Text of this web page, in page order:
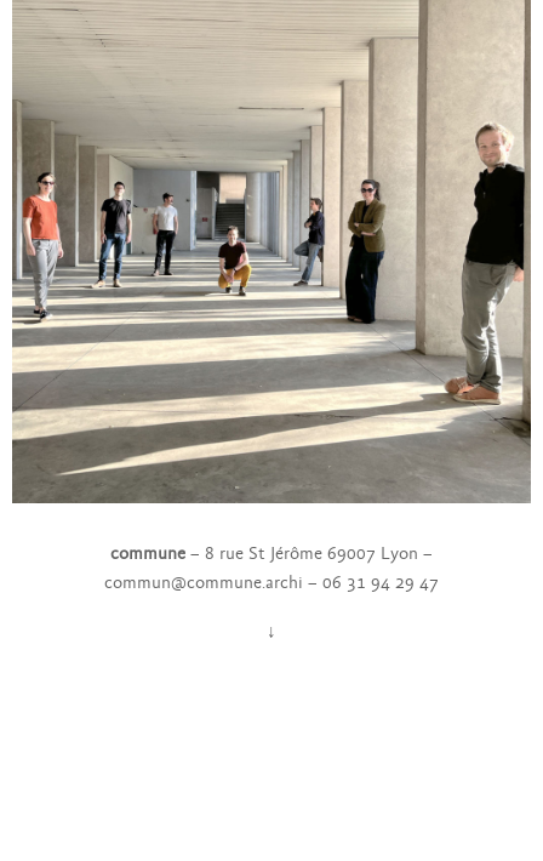
commune – 8 rue St Jérôme 69007 Lyon –
commun@commune.archi – 06 31 94 29 47
↓